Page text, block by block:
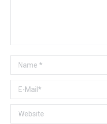
Name *
E-Mail *
Website